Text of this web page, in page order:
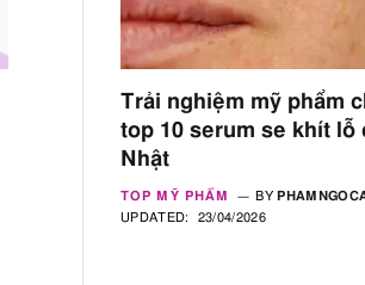
Trải nghiệm mỹ phẩm
top 10 serum se khít lỗ
Nhật
TOP MỸ PHẨM BY
UPDATED:
23/04/2026